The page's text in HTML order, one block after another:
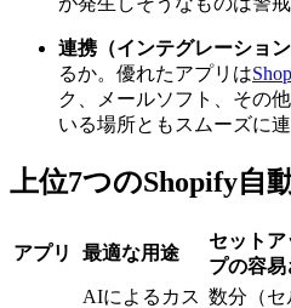
連携（インテグレーション
るか。優れたアプリは
ク、メールソフト、その
いる場所ともスムーズに連
上位7つのShopify自
アプリ 最適な用途
セットア
プの容易
AIによるカス 数分（セ